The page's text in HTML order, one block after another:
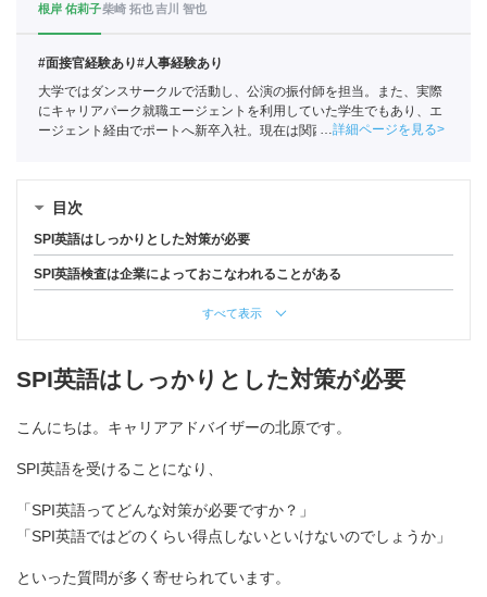
根岸 佑莉子柴崎 拓也吉川 智也
#面接官経験あり#人事経験あり
大学ではダンスサークルで活動し、公演の振付師を担当。また、実際
にキャリアパーク就職エージェントを利用していた学生でもあり、エ
ージェント経由でポートへ新卒入社。現在は関西の学生への支援を中
詳細ページを見る
目次
SPI英語はしっかりとした対策が必要
SPI英語検査は企業によっておこなわれることがある
すべて表示
SPI英語はしっかりとした対策が必要
こんにちは。キャリアアドバイザーの北原です。
SPI英語を受けることになり、
「SPI英語ってどんな対策が必要ですか？」
「SPI英語ではどのくらい得点しないといけないのでしょうか」
といった質問が多く寄せられています。